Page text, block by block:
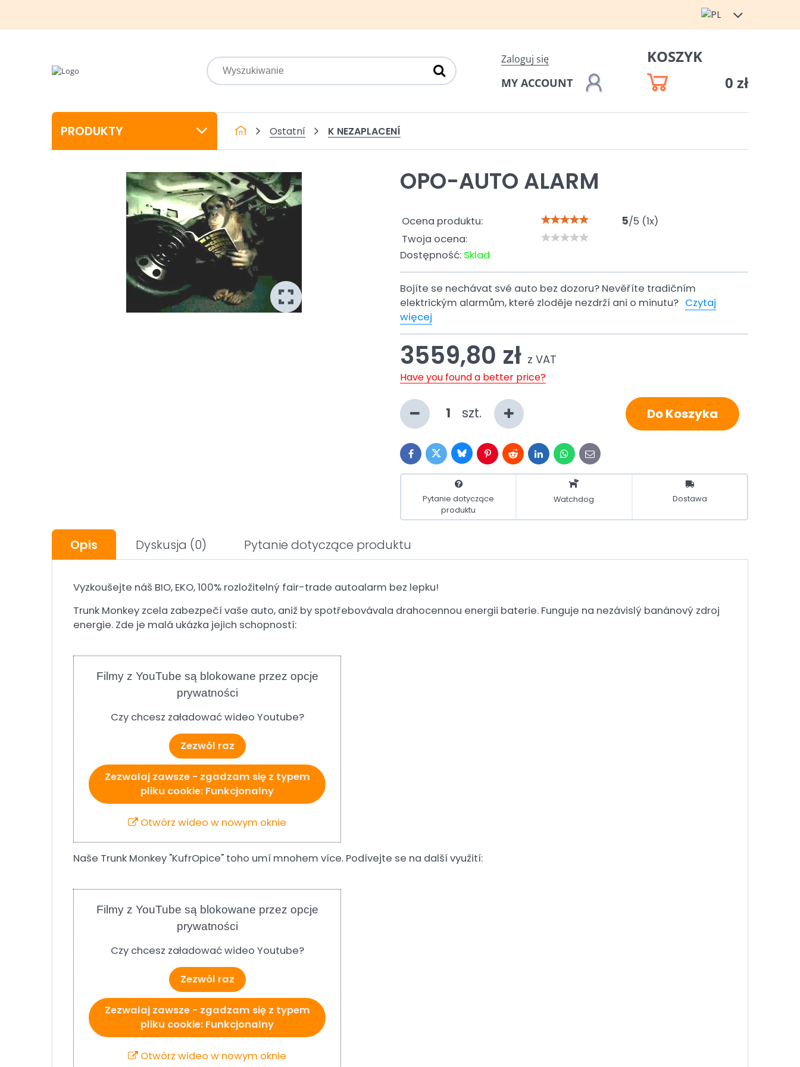
Zaloguj się
MY ACCOUNT
KOSZYK
0 zł
PRODUKTY Ostatní K NEZAPLACENÍ
OPO-AUTO ALARM
Ocena produktu: 5/5 (1x)
Twoja ocena:
Dostępność: Sklad
Bojíte se nechávat své auto bez dozoru? Nevěříte tradičním
elektrickým alarmům, které zloděje nezdrží ani o minutu? Czytaj
więcej
3559,80 zł z VAT
Have you found a better price?
szt. Do Koszyka
FacebookTwitterBlueskyPinterestRedditLinkedInWhatsApp
E-
mail
Pytanie dotyczące
produktu
Watchdog Dostawa
Opis Dyskusja (0) Pytanie dotyczące produktu
Vyzkoušejte náš BIO, EKO, 100% rozložitelný fair-trade autoalarm bez lepku!
Trunk Monkey zcela zabezpečí vaše auto, aniž by spotřebovávala drahocennou energii baterie. Funguje na nezávislý banánový zdroj
energie. Zde je malá ukázka jejich schopností:
Filmy z YouTube są blokowane przez opcje
prywatności
Czy chcesz załadować wideo Youtube?
Zezwól raz
Zezwalaj zawsze - zgadzam się z typem
pliku cookie: Funkcjonalny
Otwórz wideo w nowym oknie
Naše Trunk Monkey "KufrOpice" toho umí mnohem více. Podívejte se na další využití:
Filmy z YouTube są blokowane przez opcje
prywatności
Czy chcesz załadować wideo Youtube?
Zezwól raz
Zezwalaj zawsze - zgadzam się z typem
pliku cookie: Funkcjonalny
Otwórz wideo w nowym oknie